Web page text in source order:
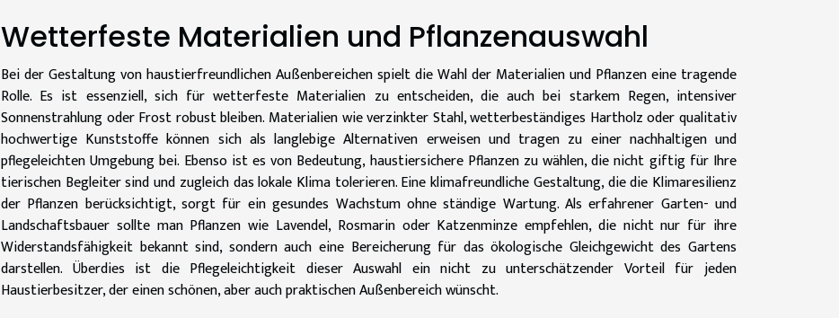
Wetterfeste Materialien und Pflanzenauswahl
Bei der Gestaltung von haustierfreundlichen Außenbereichen spielt die Wahl der Materialien und Pflanzen eine tragende
Rolle. Es ist essenziell, sich für wetterfeste Materialien zu entscheiden, die auch bei starkem Regen, intensiver
Sonnenstrahlung oder Frost robust bleiben. Materialien wie verzinkter Stahl, wetterbeständiges Hartholz oder qualitativ
hochwertige Kunststoffe können sich als langlebige Alternativen erweisen und tragen zu einer nachhaltigen und
pflegeleichten Umgebung bei. Ebenso ist es von Bedeutung, haustiersichere Pflanzen zu wählen, die nicht giftig für Ihre
tierischen Begleiter sind und zugleich das lokale Klima tolerieren. Eine klimafreundliche Gestaltung, die die Klimaresilienz
der Pflanzen berücksichtigt, sorgt für ein gesundes Wachstum ohne ständige Wartung. Als erfahrener Garten- und
Landschaftsbauer sollte man Pflanzen wie Lavendel, Rosmarin oder Katzenminze empfehlen, die nicht nur für ihre
Widerstandsfähigkeit bekannt sind, sondern auch eine Bereicherung für das ökologische Gleichgewicht des Gartens
darstellen. Überdies ist die Pflegeleichtigkeit dieser Auswahl ein nicht zu unterschätzender Vorteil für jeden
Haustierbesitzer, der einen schönen, aber auch praktischen Außenbereich wünscht.